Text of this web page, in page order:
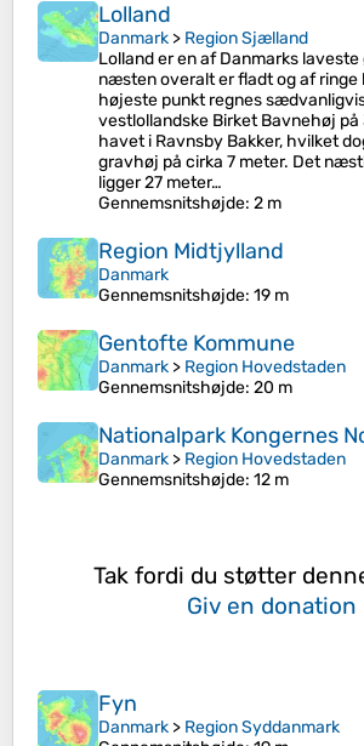
Lolland
Danmark > Region Sjælland
Lolland er en af Danmarks
næsten overalt er fladt og af ringe
højeste punkt regnes
vestlollandske Birket Bavnehøj
havet i Ravnsby Bakker, hvilket
gravhøj på cirka 7 meter. Det
ligger 27 meter…
Gennemsnitshøjde: 2 m
Region Midtjylland
Danmark
Gennemsnitshøjde: 19 m
Gentofte Kommune
Danmark > Region Hovedstaden
Gennemsnitshøjde: 20 m
Nationalpark Kongernes
Danmark > Region Hovedstaden
Gennemsnitshøjde: 12 m
Tak fordi du støtter
Giv en donation
Fyn
Danmark > Region Syddanmark